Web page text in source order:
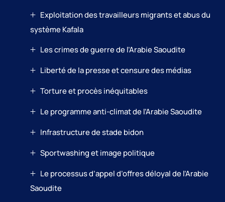
Exploitation des travailleurs migrants et abus du
système Kafala
Les crimes de guerre de l’Arabie Saoudite
Liberté de la presse et censure des médias
Torture et procès inéquitables
Le programme anti-climat de l’Arabie Saoudite
Infrastructure de stade bidon
Sportwashing et image politique
Le processus d’appel d’offres déloyal de l’Arabie
Saoudite